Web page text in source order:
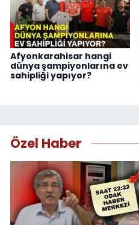
Afyonkarahisar hangi
dünya şampiyonlarına ev
sahipliği yapıyor?
Özel Haber